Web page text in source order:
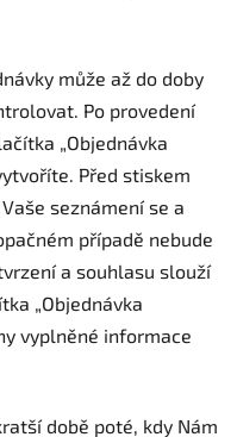
může až do doby
Po provedení
„Objednávka
Před stiskem
seznámení se a
případě nebude
a souhlasu slouží
„Objednávka
vyplněné informace
době poté, kdy Nám